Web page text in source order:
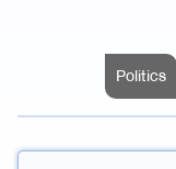
Politics